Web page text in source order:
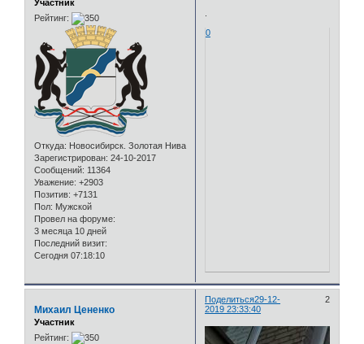
Участник
Рейтинг:
Откуда: Новосибирск. Золотая Нива
Зарегистрирован: 24-10-2017
Сообщений: 11364
Уважение: +2903
Позитив: +7131
Пол: Мужской
Провел на форуме:
3 месяца 10 дней
Последний визит:
Сегодня 07:18:10
0
Поделиться 2
29-12-
2019 23:33:40
Михаил Цененко
Участник
Рейтинг: